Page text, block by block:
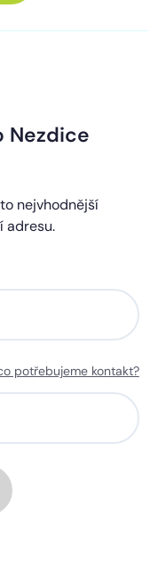
Nezdice
nejvhodnější
adresu.
potřebujeme kontakt?